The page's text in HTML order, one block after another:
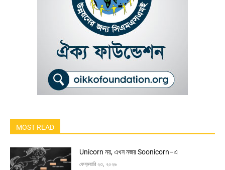
MOST READ
Unicorn নয়, এখন নজর Soonicorn–এ
ফেব্রুয়ারি ২৩, ২০২৬